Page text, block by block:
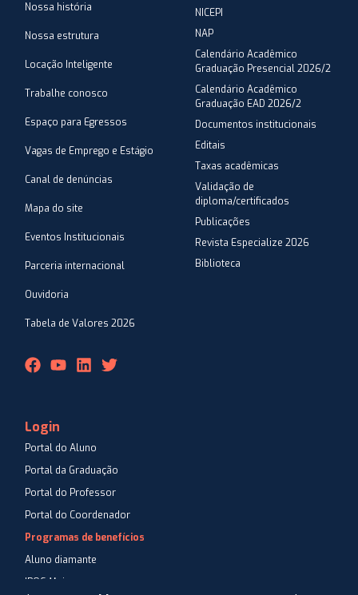
Nossa história
Nossa estrutura
Locação Inteligente
Trabalhe conosco
Espaço para Egressos
Vagas de Emprego e Estágio
Canal de denúncias
Mapa do site
Eventos Institucionais
Parceria internacional
Ouvidoria
Tabela de Valores 2026
NICEPI
NAP
Calendário Acadêmico
Graduação Presencial 2026/2
Calendário Acadêmico
Graduação EAD 2026/2
Documentos institucionais
Editais
Taxas acadêmicas
Validação de
diploma/certificados
Publicações
Revista Especialize 2026
Biblioteca
Login
Portal do Aluno
Portal da Graduação
Portal do Professor
Portal do Coordenador
Programas de benefícios
Aluno diamante
IPOG Mais